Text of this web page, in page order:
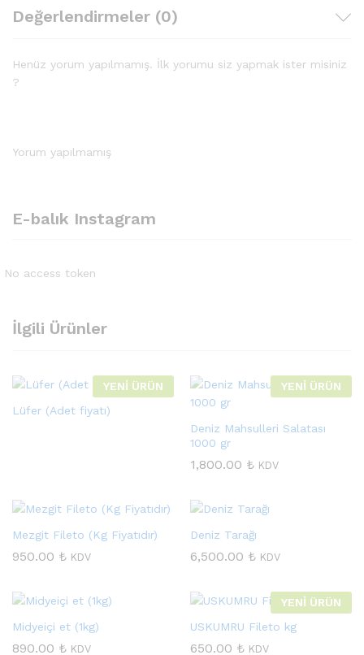
Değerlendirmeler (0)
Henüz yorum yapılmamış. İlk yorumu siz yapmak ister misiniz
?
Yorum yapılmamış
E-balık Instagram
No access token
İlgili Ürünler
YENİ ÜRÜN
Lüfer (Adet fiyatı)
YENİ ÜRÜN
Deniz Mahsulleri Salatası
1000 gr
1,800.00 ₺ KDV
Mezgit Fileto (Kg Fiyatıdır)
950.00 ₺ KDV
Deniz Tarağı
6,500.00 ₺ KDV
Midyeiçi et (1kg)
890.00 ₺ KDV
YENİ ÜRÜN
USKUMRU Fileto kg
650.00 ₺ KDV